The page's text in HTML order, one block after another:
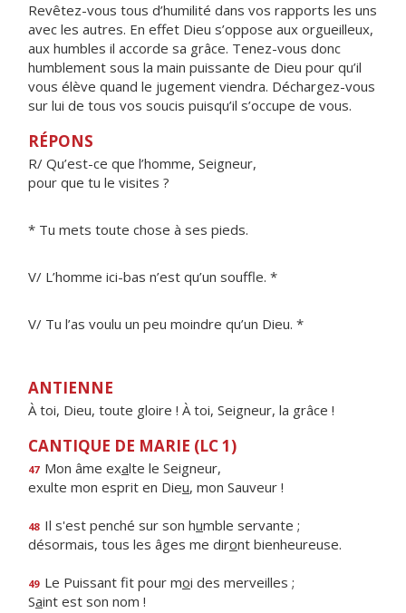
Revêtez-vous tous d’humilité dans vos rapports les uns
avec les autres. En effet Dieu s’oppose aux orgueilleux,
aux humbles il accorde sa grâce. Tenez-vous donc
humblement sous la main puissante de Dieu pour qu’il
vous élève quand le jugement viendra. Déchargez-vous
sur lui de tous vos soucis puisqu’il s’occupe de vous.
RÉPONS
R/ Qu’est-ce que l’homme, Seigneur,
pour que tu le visites ?
* Tu mets toute chose à ses pieds.
V/ L’homme ici-bas n’est qu’un souffle. *
V/ Tu l’as voulu un peu moindre qu’un Dieu. *
ANTIENNE
À toi, Dieu, toute gloire ! À toi, Seigneur, la grâce !
CANTIQUE DE MARIE (LC 1)
47 Mon âme exalte le Seigneur,
exulte mon esprit en Dieu, mon Sauveur !
48 Il s'est penché sur son humble servante ;
désormais, tous les âges me diront bienheureuse.
49 Le Puissant fit pour moi des merveilles ;
Saint est son nom !